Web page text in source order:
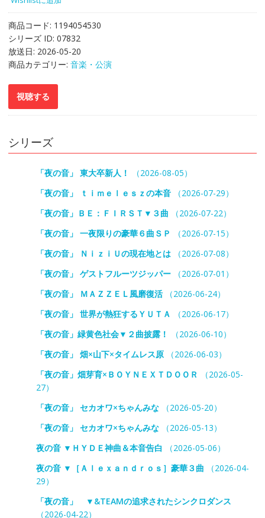
商品コード: 1194054530
シリーズ ID: 07832
放送日: 2026-05-20
商品カテゴリー: 音楽・公演
シリーズ
「夜の音」 東大卒新人！
（2026-08-05）
「夜の音」 ｔｉｍｅｌｅｓｚの本音（2026-07-29）
「夜の音」ＢＥ：ＦＩＲＳＴ▼３曲 （2026-07-22）
「夜の音」 一夜限りの豪華６曲ＳＰ
（2026-07-15）
「夜の音」 ＮｉｚｉＵの現在地とは（2026-07-08）
「夜の音」 ゲストフルーツジッパー（2026-07-01）
「夜の音」 ＭＡＺＺＥＬ風磨復活（2026-06-24）
「夜の音」 世界が熱狂するＹＵＴＡ
（2026-06-17）
「夜の音」緑黄色社会▼２曲披露！
（2026-06-10）
「夜の音」 畑×山下×タイムレス原（2026-06-03）
「夜の音」畑芽育×ＢＯＹＮＥＸＴＤＯＯＲ
（2026-05-
27）
「夜の音」 セカオワ×ちゃんみな（2026-05-20）
「夜の音」 セカオワ×ちゃんみな（2026-05-13）
夜の音 ▼ＨＹＤＥ神曲＆本音告白
（2026-05-06）
夜の音 ▼［Ａｌｅｘａｎｄｒｏｓ］豪華３曲 （2026-04-
29）
「夜の音」 ▼&TEAMの追求されたシンクロダンス
（2026-04-22）